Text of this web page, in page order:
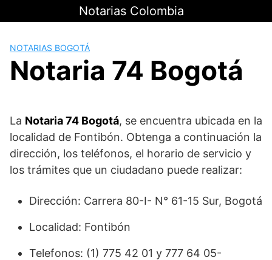
al
Notarias Colombia
NOTARIAS BOGOTÁ
Notaria 74 Bogotá
La Notaria 74 Bogotá, se encuentra ubicada en la
localidad de Fontibón. Obtenga a continuación la
dirección, los teléfonos, el horario de servicio y
los trámites que un ciudadano puede realizar:
Dirección: Carrera 80-I- N° 61-15 Sur, Bogotá
Localidad: Fontibón
Telefonos: (1) 775 42 01 y 777 64 05-